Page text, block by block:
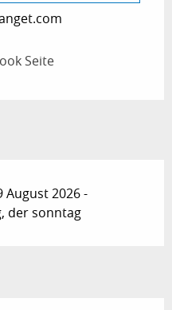
Seite
August 2026 -
der sonntag